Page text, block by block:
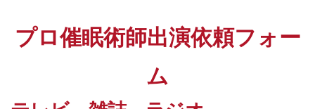
プロ催眠術師出演依頼フォー
ム